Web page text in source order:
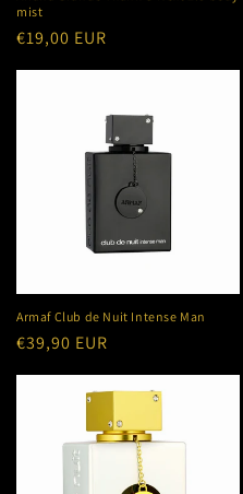
mist
Preço
€19,00 EUR
Armaf Club de Nuit Intense Man
Preço
€39,90 EUR